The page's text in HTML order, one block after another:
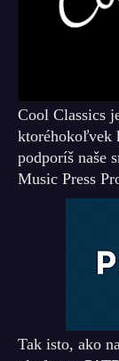
Cool Classics
ktoréhokoľvek
podporíš naše
Music Press
Tak isto, ako